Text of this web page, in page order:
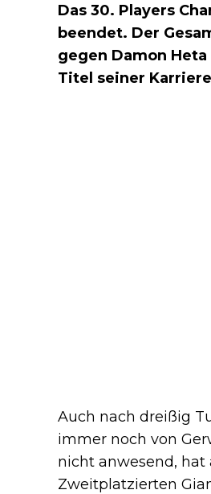
Das 30. Players
beendet. Der
gegen Damon
Titel seiner
Auch nach dreißig
immer noch von
nicht anwesend, hat
Zweitplatzierten